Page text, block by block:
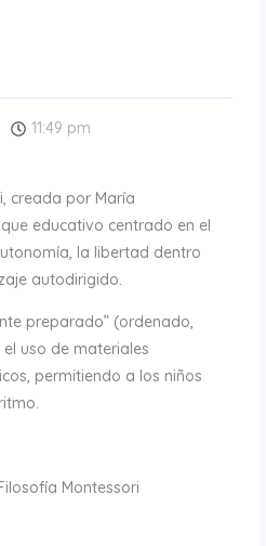
11:49 pm
creada por María
educativo centrado en el
la libertad dentro
autodirigido.
preparado” (ordenado,
uso de materiales
permitiendo a los niños
Montessori